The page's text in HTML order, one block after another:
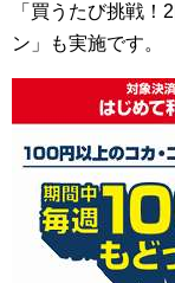
「買うたび挑戦
ン」も実施です。